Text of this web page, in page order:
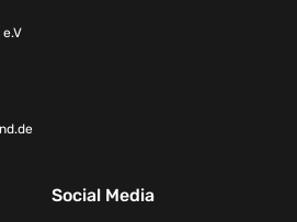
Social Media